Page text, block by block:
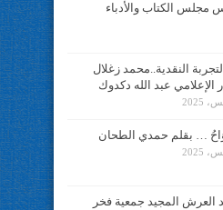
الكتاب والأدباء
النقدية..محمد زغلال
الإعلامي عبد الله دكدوك
… بقلم حمدي الطحان
العرش المجيد جمعية فخر